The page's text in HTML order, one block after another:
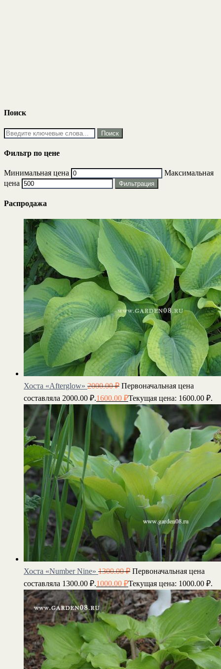
Поиск
Фильтр по цене
Минимальная цена
Максимальная
цена
Фильтрация
Распродажа
Хоста «Afterglow» 2000.00₽ Первоначальная цена
составляла 2000.00 ₽.1600.00 ₽Текущая цена: 1600.00 ₽.
Хоста «Number Nine» 1300.00₽ Первоначальная цена
составляла 1300.00 ₽.1000.00 ₽Текущая цена: 1000.00 ₽.